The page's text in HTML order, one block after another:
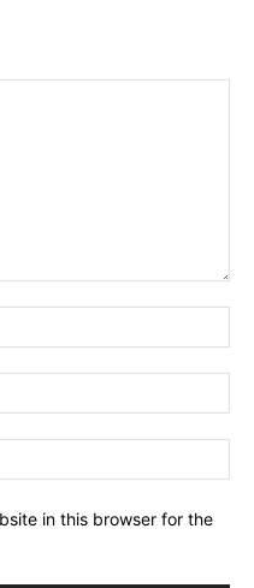
in this browser for the